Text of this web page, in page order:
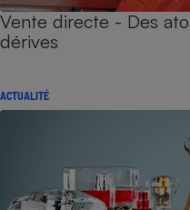
Vente directe - Des
dérives
ACTUALITÉ